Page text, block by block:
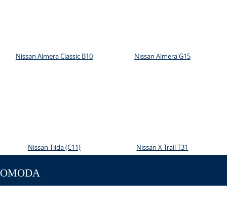
Nissan Almera Classic B10 Nissan Almera G15
Nissan Tiida (C11) Nissan X-Trail T31
OMODA